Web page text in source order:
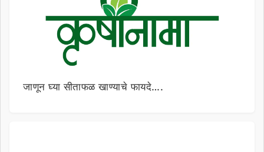
जाणून घ्या सीताफळ खाण्याचे फायदे….